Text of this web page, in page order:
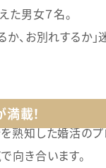
た男女７名。
、お別れするか
載！
熟知した婚活のプ
向き合います。